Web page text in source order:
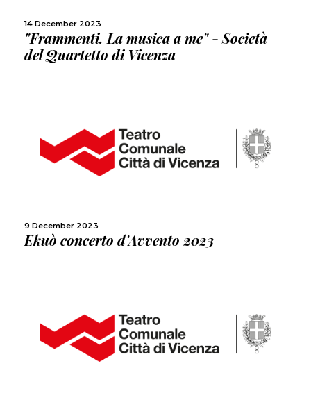
14 December 2023
"Frammenti. La musica a me" - Società
del Quartetto di Vicenza
9 December 2023
Ekuò concerto d'Avvento 2023
MORE
MORE